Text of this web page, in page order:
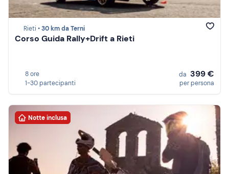
Rieti •30 km da Terni
Corso Guida Rally+Drift a Rieti
8 ore
1-30 partecipanti
da 399 €
per persona
Notte inclusa